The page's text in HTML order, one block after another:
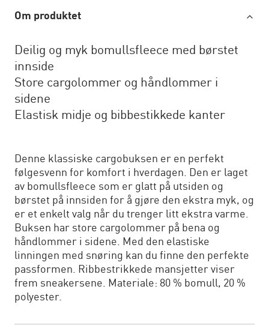
Om produktet
Deilig og myk bomullsfleece med børstet
innside
Store cargolommer og håndlommer i
sidene
Elastisk midje og bibbestikkede kanter
Denne klassiske cargobuksen er en perfekt
følgesvenn for komfort i hverdagen. Den er laget
av bomullsfleece som er glatt på utsiden og
børstet på innsiden for å gjøre den ekstra myk, og
er et enkelt valg når du trenger litt ekstra varme.
Buksen har store cargolommer på bena og
håndlommer i sidene. Med den elastiske
linningen med snøring kan du finne den perfekte
passformen. Ribbestrikkede mansjetter viser
frem sneakersene. Materiale: 80 % bomull, 20 %
polyester.